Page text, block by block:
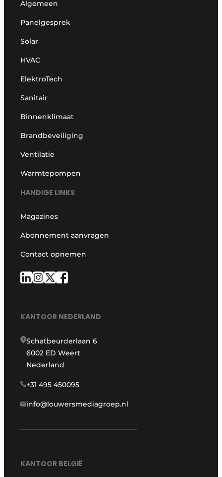
Algemeen
Panelgesprek
Solar
HVAC
ElektroTech
Sanitair
Binnenklimaat
Brandbeveiliging
Ventilatie
Warmtepompen
HANDIGE LINKS
Magazines
Abonnement aanvragen
Contact opnemen
KANTOOR NEDERLAND
Schatbeurderlaan 6
6002 ED Weert
Nederland
+31 495 450095
info@louwersmediagroep.nl
KANTOOR BELGIË